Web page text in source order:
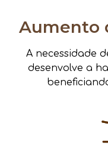
Aumento
A necessidade
desenvolve a